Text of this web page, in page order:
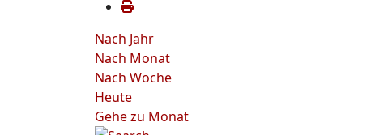
Nach Jahr
Nach Monat
Nach Woche
Heute
Gehe zu Monat